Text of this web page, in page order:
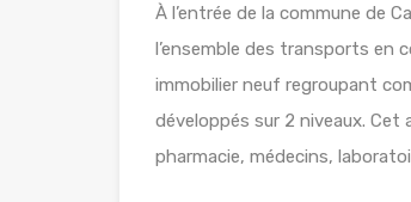
À l’entrée de la commune de
l’ensemble des transports en
immobilier neuf regroupant
développés sur 2 niveaux. Cet
pharmacie, médecins,